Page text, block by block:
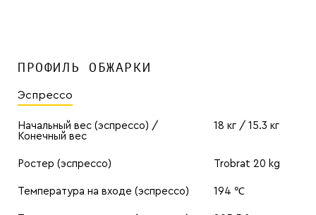
ПРОФИЛЬ ОБЖАРКИ
Эспрессо
Начальный вес (эспрессо) /
Конечный вес
18 кг / 15.3 кг
Ростер (эспрессо) Trobrat 20 kg
Температура на входе (эспрессо) 194 ℃